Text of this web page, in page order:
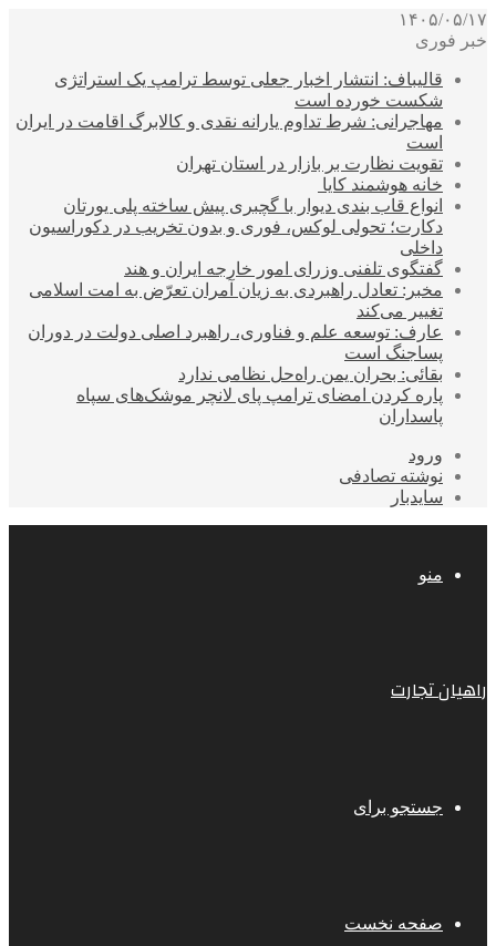
۱۴۰۵/۰۵/۱۷
خبر فوری
قالیباف: انتشار اخبار جعلی توسط ترامپ یک استراتژی
شکست خورده است
مهاجرانی: شرط تداوم یارانه نقدی و کالابرگ اقامت در ایران
است
تقویت نظارت بر بازار در استان تهران
خانه هوشمند کایا
انواع قاب بندی دیوار با گچبری پیش ساخته پلی یورتان
دکارت؛ تحولی لوکس، فوری و بدون تخریب در دکوراسیون
داخلی
گفتگوی تلفنی وزرای امور خارجه ایران و هند
مخبر: تعادل راهبردی به زیان آمران تعرّض به امت اسلامی
تغییر می‌کند
عارف: توسعه علم و فناوری، راهبرد اصلی دولت در دوران
پساجنگ است
بقائی: بحران یمن راه‌حل نظامی ندارد
پاره کردن امضای ترامپ پای لانچر موشک‌های سپاه
پاسداران
ورود
نوشته تصادفی
سایدبار
منو
راهیان تجارت
جستجو برای
صفحه نخست